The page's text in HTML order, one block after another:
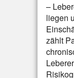
–
liegen
zählt